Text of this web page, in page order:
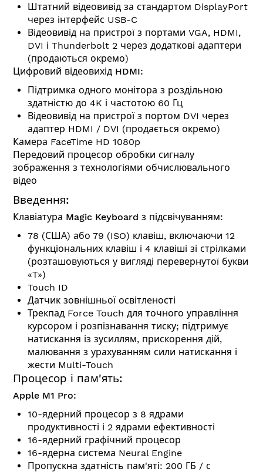
Штатний відеовивід за стандартом DisplayPort
через інтерфейс USB-C
Відеовивід на пристрої з портами VGA, HDMI,
DVI і Thunderbolt 2 через додаткові адаптери
(продаються окремо)
Цифровий відеовихід HDMI:
Підтримка одного монітора з роздільною
здатністю до 4K і частотою 60 Гц
Відеовивід на пристрої з портом DVI через
адаптер HDMI / DVI (продається окремо)
Камера FaceTime HD 1080p
Передовий процесор обробки сигналу
зображення з технологіями обчислювального
відео
Введення:
Клавіатура Magic Keyboard з підсвічуванням:
78 (США) або 79 (ISO) клавіш, включаючи 12
функціональних клавіш і 4 клавіші зі стрілками
(розташовуються у вигляді перевернутої букви
«T»)
Touch ID
Датчик зовнішньої освітленості
Трекпад Force Touch для точного управління
курсором і розпізнавання тиску; підтримує
натискання із зусиллям, прискорення дій,
малювання з урахуванням сили натискання і
жести Multi-Touch
Процесор і пам'ять:
Apple M1 Pro:
10-ядерний процесор з 8 ядрами
продуктивності і 2 ядрами ефективності
16-ядерний графічний процесор
16-ядерна система Neural Engine
Пропускна здатність пам'яті: 200 ГБ / с